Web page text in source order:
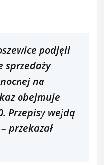
podjęli
sprzedaży
na
obejmuje
Przepisy wejdą
przekazał